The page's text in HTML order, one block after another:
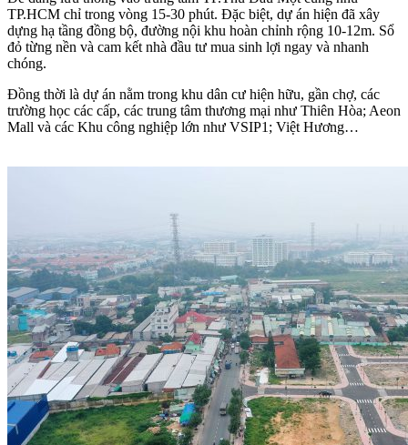
TP.HCM chỉ trong vòng 15-30 phút. Đặc biệt, dự án hiện đã xây
dựng hạ tầng đồng bộ, đường nội khu hoàn chỉnh rộng 10-12m. Sổ
đỏ từng nền và cam kết nhà đầu tư mua sinh lợi ngay và nhanh
chóng.
Đồng thời là dự án nằm trong khu dân cư hiện hữu, gần chợ, các
trường học các cấp, các trung tâm thương mại như Thiên Hòa; Aeon
Mall và các Khu công nghiệp lớn như VSIP1; Việt Hương…